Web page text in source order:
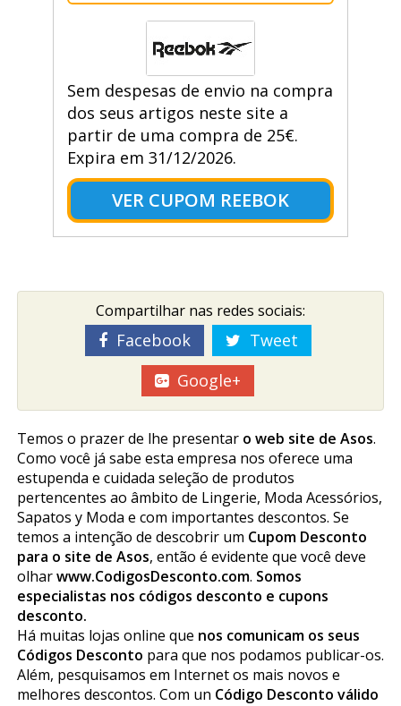
Sem despesas de envio na compra
dos seus artigos neste site a
partir de uma compra de 25€.
Expira em 31/12/2026.
VER CUPOM REEBOK
Compartilhar nas redes sociais:
Facebook
Tweet
Google+
Temos o prazer de lhe presentar o web site de Asos.
Como você já sabe esta empresa nos oferece uma
estupenda e cuidada seleção de produtos
pertencentes ao âmbito de Lingerie, Moda Acessórios,
Sapatos y Moda e com importantes descontos. Se
temos a intenção de descobrir um Cupom Desconto
para o site de Asos, então é evidente que você deve
olharwww.CodigosDesconto.com. Somos
especialistas nos códigos desconto e cupons
desconto.
Há muitas lojas online que nos comunicam os seus
Códigos Desconto para que nos podamos publicar-os.
Além, pesquisamos em Internet os mais novos e
melhores descontos. Com un Código Desconto válido